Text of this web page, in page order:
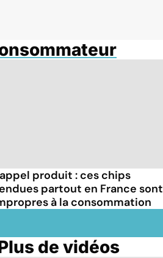
produit : ces chips
partout en France sont
à la consommation
de vidéos